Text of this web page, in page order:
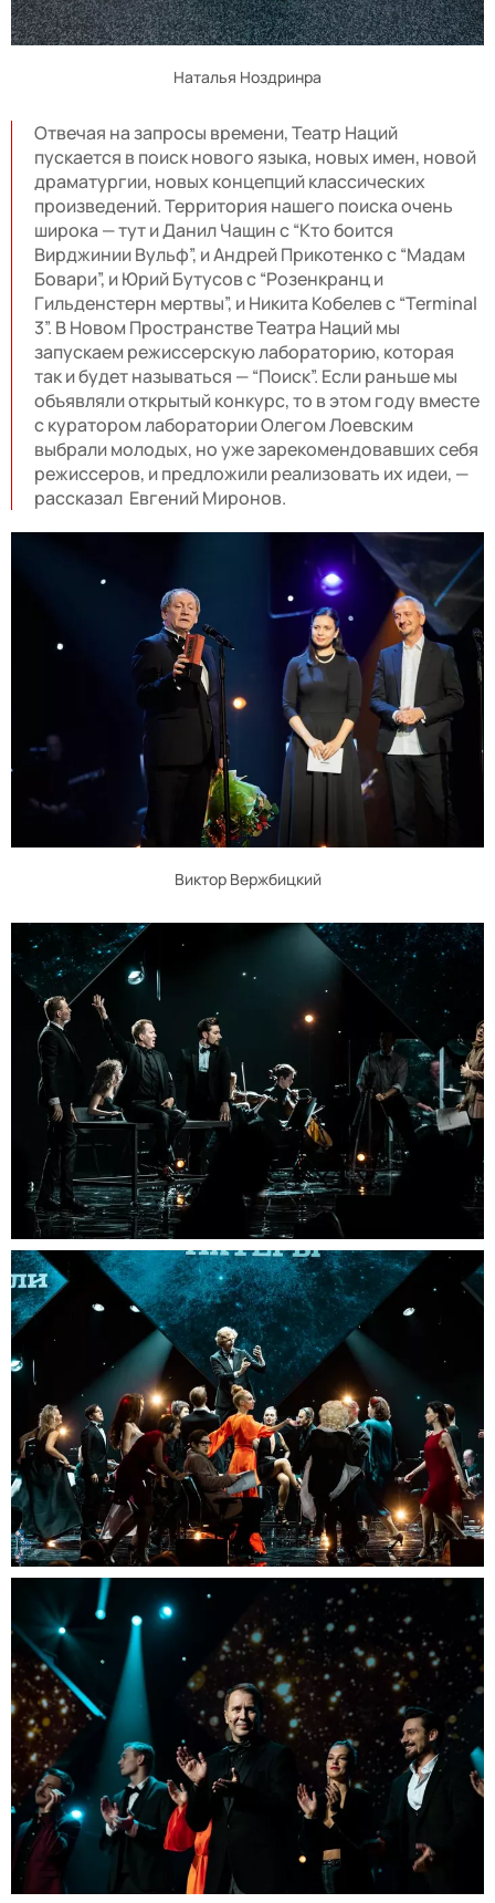
Наталья Ноздринра
Отвечая на запросы времени, Театр Наций
пускается в поиск нового языка, новых имен, новой
драматургии, новых концепций классических
произведений. Территория нашего поиска очень
широка — тут и Данил Чащин с “Кто боится
Вирджинии Вульф”, и Андрей Прикотенко с “Мадам
Бовари”, и Юрий Бутусов с “Розенкранц и
Гильденстерн мертвы”, и Никита Кобелев с “Terminal
3”. В Новом Пространстве Театра Наций мы
запускаем режиссерскую лабораторию, которая
так и будет называться — “Поиск”. Если раньше мы
объявляли открытый конкурс, то в этом году вместе
с куратором лаборатории Олегом Лоевским
выбрали молодых, но уже зарекомендовавших себя
режиссеров, и предложили реализовать их идеи, —
рассказал Евгений Миронов.
Виктор Вержбицкий